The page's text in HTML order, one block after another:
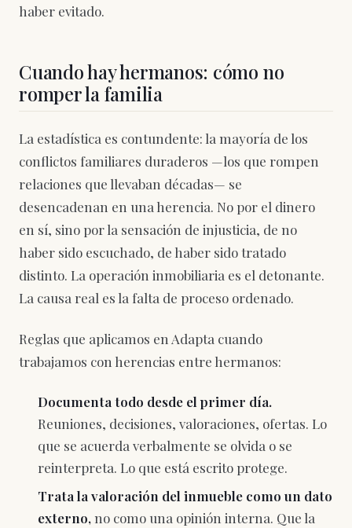
haber evitado.
Cuando hay hermanos: cómo no
romper la familia
La estadística es contundente: la mayoría de los
conflictos familiares duraderos —los que rompen
relaciones que llevaban décadas— se
desencadenan en una herencia. No por el dinero
en sí, sino por la sensación de injusticia, de no
haber sido escuchado, de haber sido tratado
distinto. La operación inmobiliaria es el detonante.
La causa real es la falta de proceso ordenado.
Reglas que aplicamos en Adapta cuando
trabajamos con herencias entre hermanos:
Documenta todo desde el primer día.
Reuniones, decisiones, valoraciones, ofertas. Lo
que se acuerda verbalmente se olvida o se
reinterpreta. Lo que está escrito protege.
Trata la valoración del inmueble como un dato
externo,no como una opinión interna. Que la